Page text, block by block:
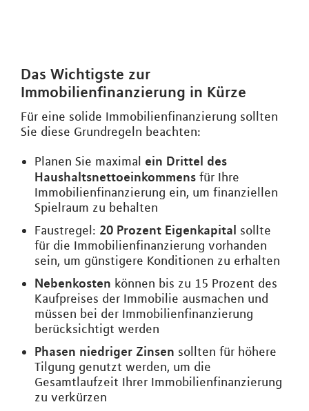
Das Wichtigste zur
Immobilienfinanzierung in Kürze
Für eine solide Immobilienfinanzierung sollten
Sie diese Grundregeln beachten:
Planen Sie maximal ein Drittel des
Haushaltsnettoeinkommens für Ihre
Immobilienfinanzierung ein, um finanziellen
Spielraum zu behalten
Faustregel: 20 Prozent Eigenkapital sollte
für die Immobilienfinanzierung vorhanden
sein, um günstigere Konditionen zu erhalten
Nebenkosten können bis zu 15 Prozent des
Kaufpreises der Immobilie ausmachen und
müssen bei der Immobilienfinanzierung
berücksichtigt werden
Phasen niedriger Zinsen sollten für höhere
Tilgung genutzt werden, um die
Gesamtlaufzeit Ihrer Immobilienfinanzierung
zu verkürzen